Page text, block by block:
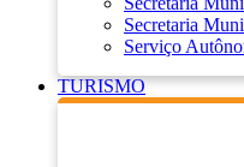
Secretaria
Serviço
TURISMO